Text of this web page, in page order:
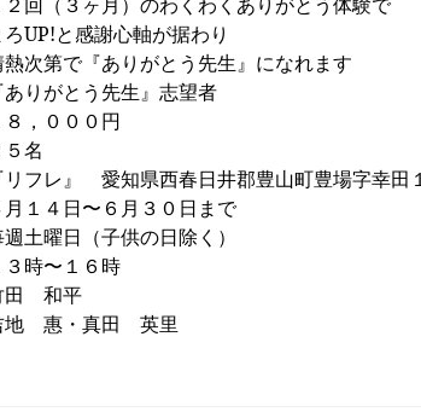
ろUP!と感謝心軸が据わり
熱次第で『ありがとう先生』になれます
ありがとう先生』志望者
，０００円
名
フレ』 愛知県西春日井郡豊山町豊場字幸田
１４日〜６月３０日まで
（子供の日除く）
３時〜１６時
田 和平
惠・真田 英里